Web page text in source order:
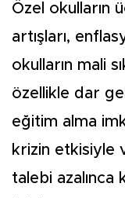
Özel okulların
artışları,
okulların mali
özellikle dar
eğitim alma
krizin etkisiyle
talebi azalınca